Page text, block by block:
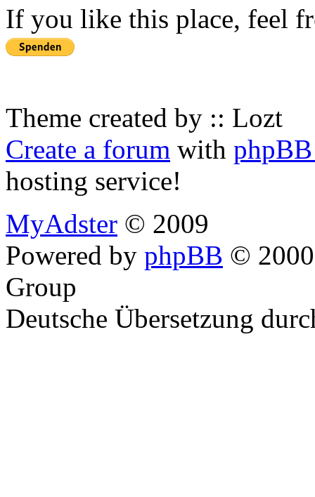
If you like this place, feel
Theme created by :: Lozt
Create a forum with
hosting service!
MyAdster © 2009
Powered by phpBB ©
Group
Deutsche Übersetzung